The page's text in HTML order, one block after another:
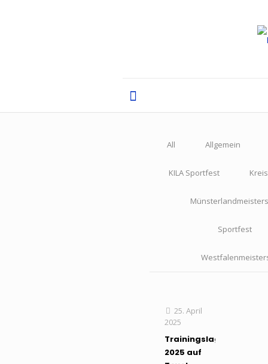
All Allgemein
KILA Sportfest
Sportfest
25. April
2025
Trainingslager
2025 auf